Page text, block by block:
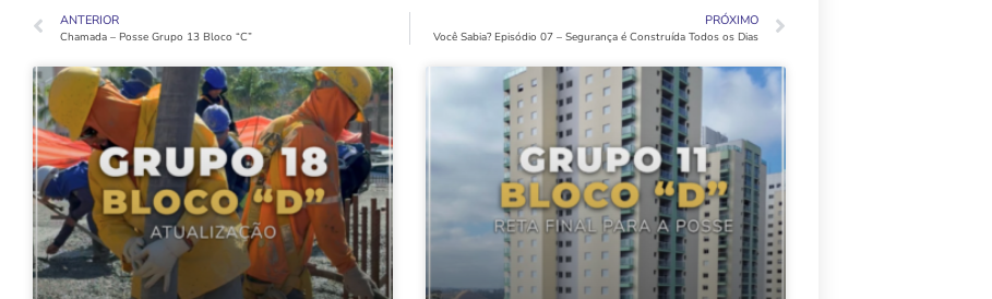
ANTERIOR
Chamada – Posse Grupo 13 Bloco “C”
PRÓXIMO
Você Sabia? Episódio 07 – Segurança é Construída Todos os Dias